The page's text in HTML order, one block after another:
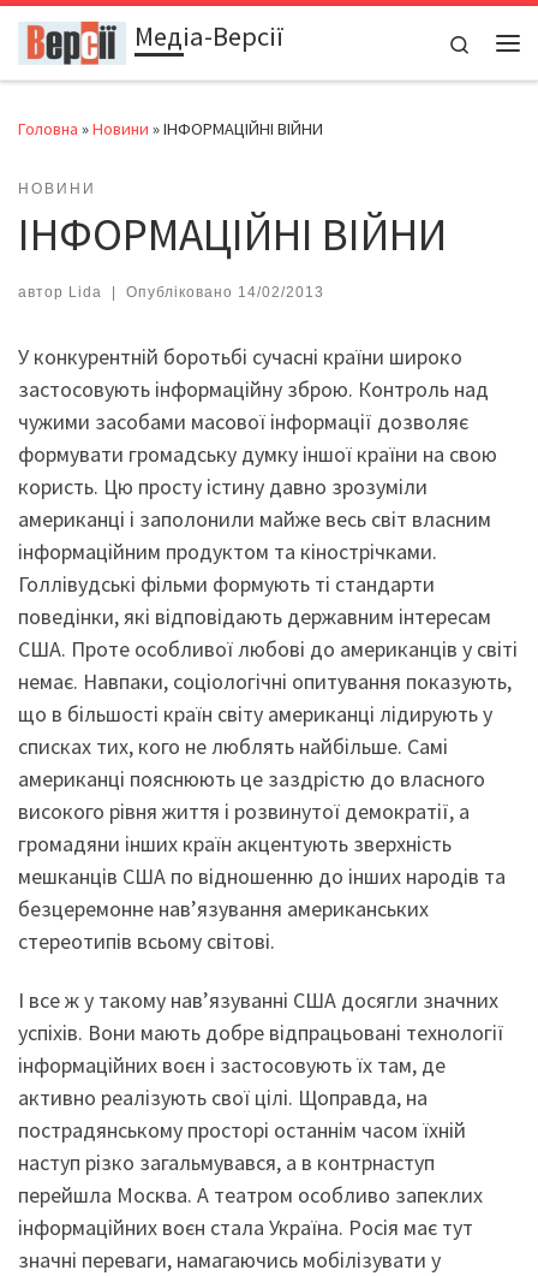
Перейти до вмістуМедіа-Версії
Search
Головна »Новини »ІНФОРМАЦІЙНІ ВІЙНИ
НОВИНИ
ІНФОРМАЦІЙНІ ВІЙНИ
автор Lida | Опубліковано 14/02/2013
У конкурентній боротьбі сучасні країни широко
застосовують інформаційну зброю. Контроль над
чужими засобами масової інформації дозволяє
формувати громадську думку іншої країни на свою
користь. Цю просту істину давно зрозуміли
американці і заполонили майже весь світ власним
інформаційним продуктом та кінострічками.
Голлівудські фільми формують ті стандарти
поведінки, які відповідають державним інтересам
США. Проте особливої любові до американців у світі
немає. Навпаки, соціологічні опитування показують,
що в більшості країн світу американці лідирують у
списках тих, кого не люблять найбільше. Самі
американці пояснюють це заздрістю до власного
високого рівня життя і розвинутої демократії, а
громадяни інших країн акцентують зверхність
мешканців США по відношенню до інших народів та
безцеремонне нав’язування американських
стереотипів всьому світові.
І все ж у такому нав’язуванні США досягли значних
успіхів. Вони мають добре відпрацьовані технології
інформаційних воєн і застосовують їх там, де
активно реалізують свої цілі. Щоправда, на
пострадянському просторі останнім часом їхній
наступ різко загальмувався, а в контрнаступ
перейшла Москва. А театром особливо запеклих
інформаційних воєн стала Україна. Росія має тут
значні переваги, намагаючись мобілізувати у